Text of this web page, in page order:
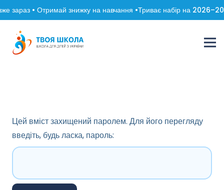
зараз • Отримай знижку на навчання •Триває набір на
Цей вміст захищений паролем. Для його перегляду
введіть, будь ласка, пароль: